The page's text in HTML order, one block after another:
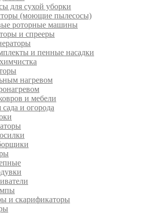
для сухой уборки
(моющие пылесосы)
роторные машины
и спрееры
и пенные насадки
нагревом
и мебели
и огорода
и скарификаторы